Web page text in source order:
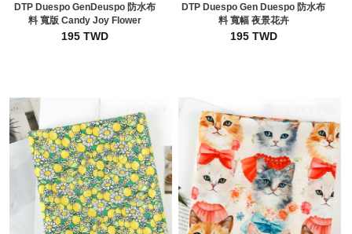
DTP Duespo GenDeuspo 防水布
料 寬版 Candy Joy Flower
195 TWD
DTP Duespo Gen Duespo 防水布
料 寬幅 夜景花卉
195 TWD